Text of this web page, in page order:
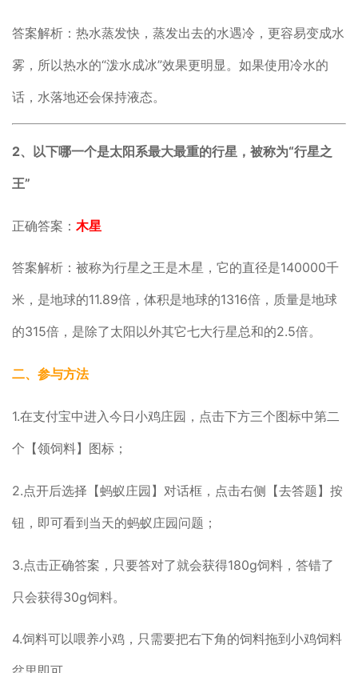
答案解析：热水蒸发快，蒸发出去的水遇冷，更容易变成水
雾，所以热水的“泼水成冰”效果更明显。如果使用冷水的
话，水落地还会保持液态。
2、以下哪一个是太阳系最大最重的行星，被称为“行星之
王”
正确答案：木星
答案解析：被称为行星之王是木星，它的直径是140000千
米，是地球的11.89倍，体积是地球的1316倍，质量是地球
的315倍，是除了太阳以外其它七大行星总和的2.5倍。
二、参与方法
1.在支付宝中进入今日小鸡庄园，点击下方三个图标中第二
个【领饲料】图标；
2.点开后选择【蚂蚁庄园】对话框，点击右侧【去答题】按
钮，即可看到当天的蚂蚁庄园问题；
3.点击正确答案，只要答对了就会获得180g饲料，答错了
只会获得30g饲料。
4.饲料可以喂养小鸡，只需要把右下角的饲料拖到小鸡饲料